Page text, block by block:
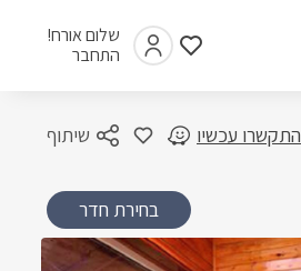
שלום אורח!
התחבר
שיתוף התקשרו עכשיו
בחירת חדר